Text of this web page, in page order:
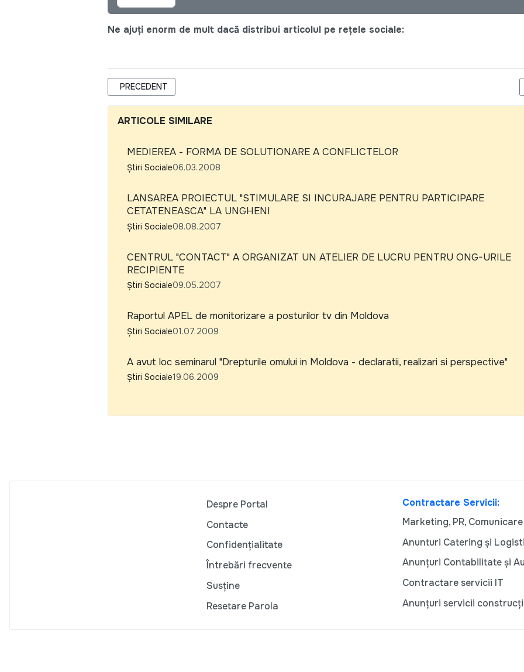
Ne ajuți enorm de mult dacă distribui articolul pe rețele sociale:
ARTICOL PRECEDENT: A APARUT UN NOU NUMAR AL REVISTEI DE EDUCATIE CIVICA FORUM CIVIC
PRECEDENT
ARTICOLE SIMILARE
MEDIEREA - FORMA DE SOLUTIONARE A CONFLICTELOR
Știri Sociale06.03.2008
LANSAREA PROIECTUL "STIMULARE SI INCURAJARE PENTRU PARTICIPARE
CETATENEASCA" LA UNGHENI
Știri Sociale08.08.2007
CENTRUL "CONTACT" A ORGANIZAT UN ATELIER DE LUCRU PENTRU ONG-URILE
RECIPIENTE
Știri Sociale09.05.2007
Raportul APEL de monitorizare a posturilor tv din Moldova
Știri Sociale01.07.2009
A avut loc seminarul "Drepturile omului in Moldova - declaratii, realizari si perspective"
Știri Sociale19.06.2009
Despre Portal
Contacte
Confidențialitate
Întrebări frecvente
Susține
Resetare Parola
Contractare Servicii:
Marketing, PR, Comunicare
Anunturi Catering și
Anunțuri Contabilitate și
Contractare servicii IT
Anunțuri servicii